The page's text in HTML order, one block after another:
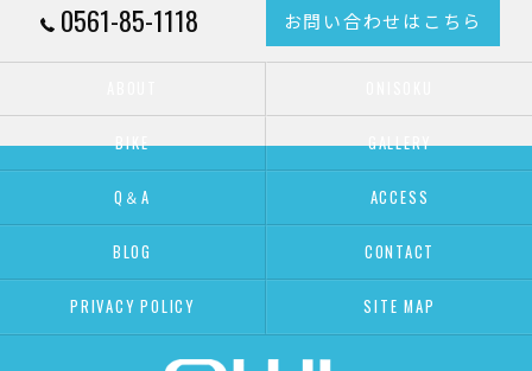
0561-85-1118 お問い合わせはこちら
BIKE GALLERY
Q＆A ACCESS
BLOG CONTACT
PRIVACY POLICY SITE MAP